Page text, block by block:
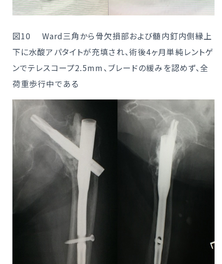
図10 Ward三角から骨欠損部および髄内釘内側縁上
下に水酸アパタイトが充填され、術後4ヶ月単純レントゲ
ンでテレスコープ2.5mm、ブレードの緩みを認めず、全
荷重歩行中である